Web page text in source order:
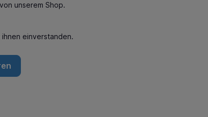
unserem Shop.
einverstanden.